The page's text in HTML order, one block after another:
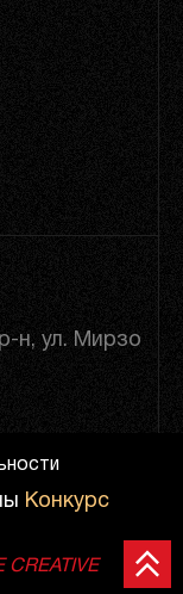
н, ул. Мирзо
Конкурс
CREATIVE